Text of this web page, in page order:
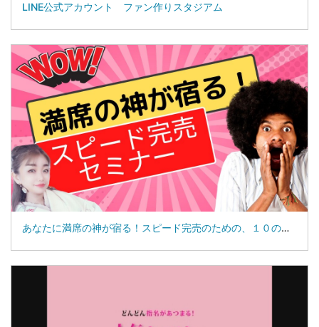
LINE公式アカウント ファン作りスタジアム
あなたに満席の神が宿る！スピード完売のための、１０の秘訣セミナー